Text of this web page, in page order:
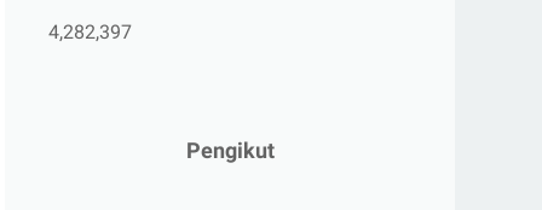
►Maret 2025
4,282,397
Pengikut